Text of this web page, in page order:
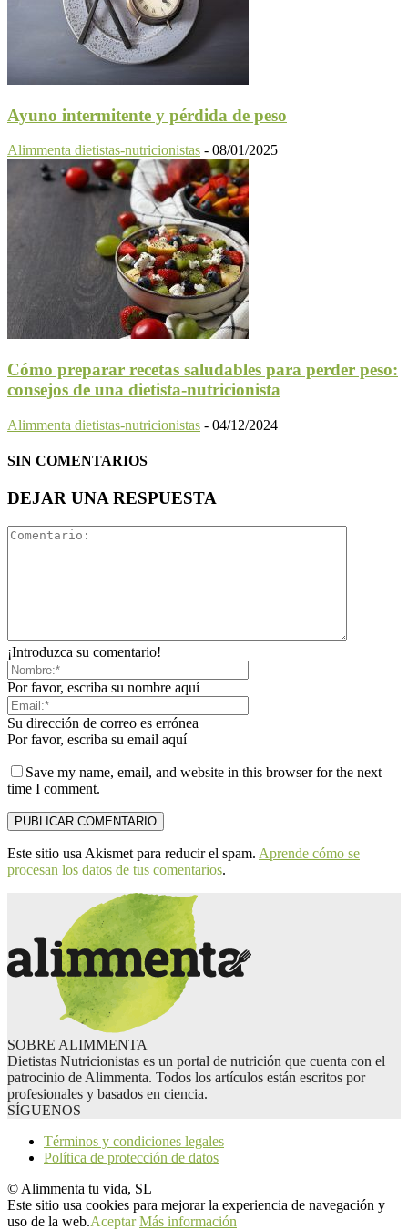
Ayuno intermitente y pérdida de peso
Alimmenta dietistas-nutricionistas - 08/01/2025
Cómo preparar recetas saludables para perder peso:
consejos de una dietista-nutricionista
Alimmenta dietistas-nutricionistas - 04/12/2024
SIN COMENTARIOS
DEJAR UNA RESPUESTA
¡Introduzca su comentario!
Por favor, escriba su nombre aquí
Su dirección de correo es errónea
Por favor, escriba su email aquí
Save my name, email, and website in this browser for the next
time I comment.
Este sitio usa Akismet para reducir el spam. Aprende cómo se
procesan los datos de tus comentarios.
SOBRE ALIMMENTA
Dietistas Nutricionistas es un portal de nutrición que cuenta con el
patrocinio de Alimmenta. Todos los artículos están escritos por
profesionales y basados en ciencia.
SÍGUENOS
Términos y condiciones legales
Política de protección de datos
© Alimmenta tu vida, SL
Este sitio usa cookies para mejorar la experiencia de navegación y
uso de la web.Aceptar Más información